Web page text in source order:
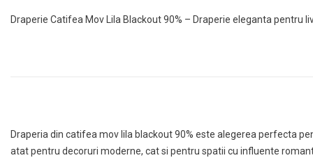
Draperie Catifea Mov Lila Blackout 90% – Draperie eleganta pentru
Draperia din catifea mov lila blackout 90% este alegerea perfecta
atat pentru decoruri moderne, cat si pentru spatii cu influente